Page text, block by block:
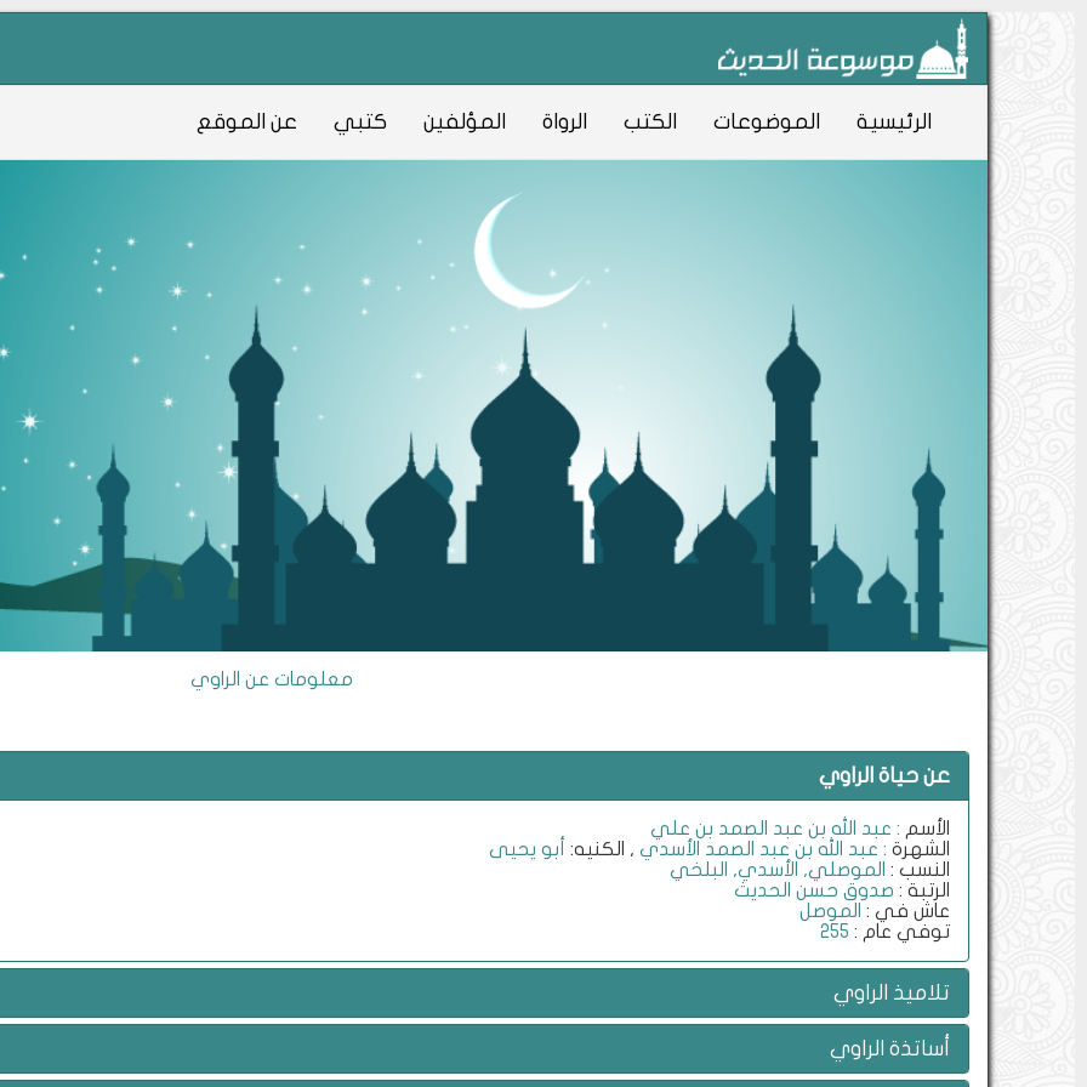
الرئيسية الموضوعات الكتب الرواة المؤلفين كتبي عن الموقع
معلومات عن الراوي
عن حياة الراوي
الأسم : عبد الله بن عبد الصمد بن علي
الشهرة : عبد الله بن عبد الصمد الأسدي , الكنيه:
أبو يحيى
النسب : الموصلي, الأسدي, البلخي
الرتبة : صدوق حسن الحديث
عاش في : الموصل
توفي عام : 255
تلاميذ الراوي
أساتذة الراوي